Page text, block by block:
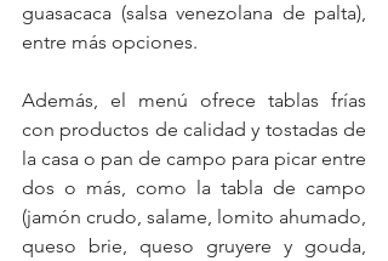
guasacaca (salsa venezolana de palta),
entre más opciones.
Además, el menú ofrece tablas frías
con productos de calidad y tostadas de
la casa o pan de campo para picar entre
dos o más, como la tabla de campo
(jamón crudo, salame, lomito ahumado,
queso brie, queso gruyere y gouda,